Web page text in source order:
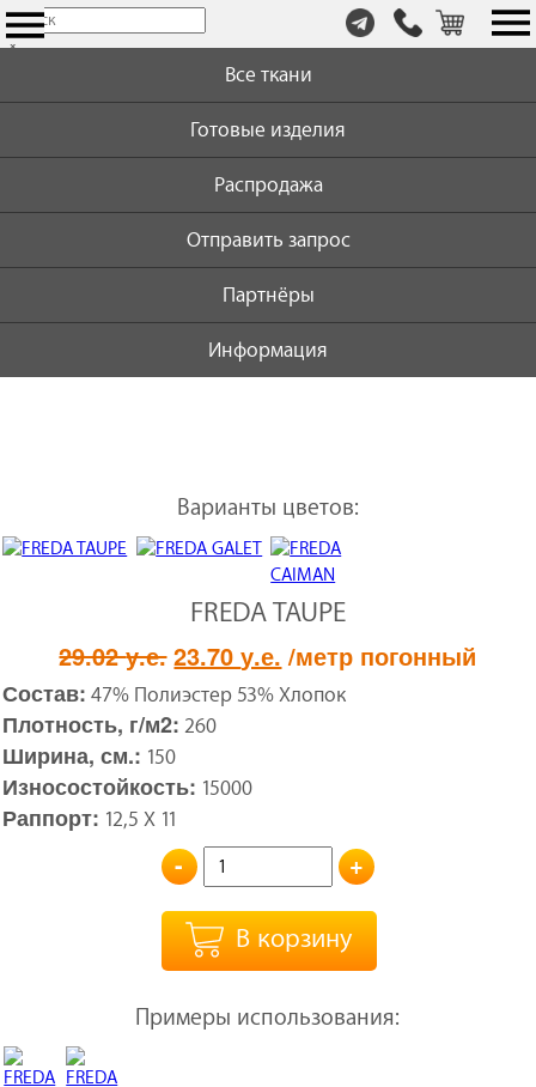
×
т.
+7
Все ткани
Готовые изделия
Распродажа
Отправить запрос
Партнёры
Информация
Варианты цветов:
FREDA TAUPE
29.02у.е.Первоначальная
цена
составляла
29.02 у.е..
23.70у.е. Текущая
цена:
/метр погонный
Состав: 47% Полиэстер 53% Хлопок
Плотность, г/м2: 260
Ширина, см.: 150
Износостойкость: 15000
Раппорт: 12,5 Х 11
- +
В корзину
Примеры использования: